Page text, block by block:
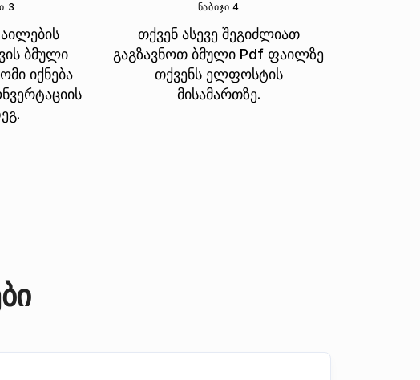
3
ბმული
იქნება
ᲜᲐᲑᲘᲯᲘ 4
თქვენ ასევე შეგიძლიათ
გაგზავნოთ ბმული Pdf ფაილზე
თქვენს ელფოსტის
მისამართზე.